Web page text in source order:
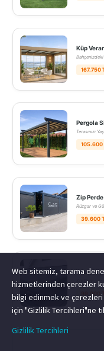
Küp
167.750
Pergola
Terasınızı
105.600
Zip Perde
Rüzgar ve
39.600
Yatay Zip
Kış Bahçeniz
99.000
Web sitemiz, tarama
hizmetlerinden çerezler
bilgi edinmek ve
için "Gizlilik Tercihleri"ne
Gizlilik Tercihleri